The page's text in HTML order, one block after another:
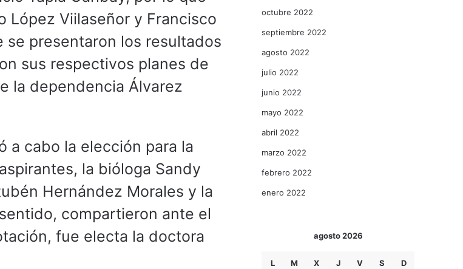
López Viilaseñor y Francisco
se presentaron los resultados
sus respectivos planes de
la dependencia Álvarez
a cabo la elección para la
la bióloga Sandy
Hernández Morales y la
compartieron ante el
fue electa la doctora
octubre 2022
septiembre 2022
agosto 2022
julio 2022
junio 2022
mayo 2022
abril 2022
marzo 2022
febrero 2022
enero 2022
agosto 2026
L M X J V S D